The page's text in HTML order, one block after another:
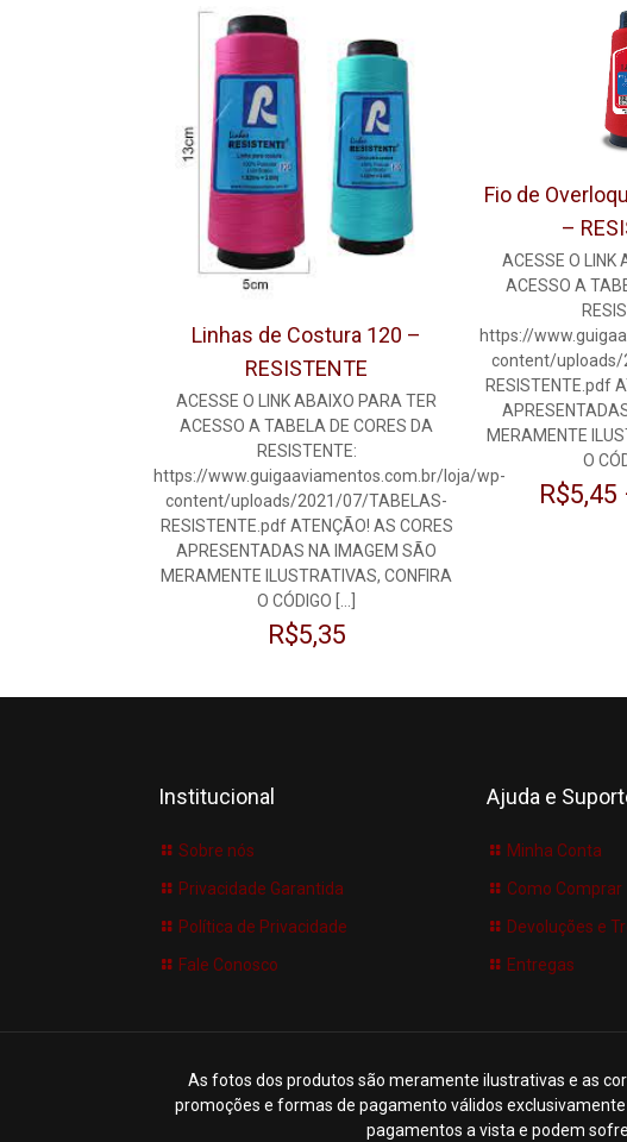
Linhas de Costura 120 –
RESISTENTE
ACESSE O LINK ABAIXO PARA TER
ACESSO A TABELA DE CORES DA
RESISTENTE:
https://www.guigaaviamentos.com.br/loja/wp-
content/uploads/2021/07/TABELAS-
RESISTENTE.pdf ATENÇÃO! AS CORES
APRESENTADAS NA IMAGEM SÃO
MERAMENTE ILUSTRATIVAS, CONFIRA
O CÓDIGO […]
R$5,35
Fio de
–
ACESSE O LINK
ACESSO A
https://
content/uploads/
RESISTENTE.pdf
MERAMENTE
O
R$5,45
Institucional
Sobre nós
Privacidade Garantida
Política de Privacidade
Fale Conosco
Ajuda e
Minha Conta
Como Comprar
Devoluções e
Entregas
As fotos dos produtos são meramente ilustrativas e as
promoções e formas de pagamento válidos
pagamentos a vista e podem